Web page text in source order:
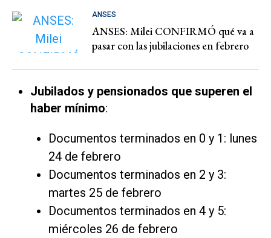
ANSES
ANSES: Milei CONFIRMÓ qué va a
pasar con las jubilaciones en febrero
Jubilados y pensionados que superen el
haber mínimo:
Documentos terminados en 0 y 1: lunes
24 de febrero
Documentos terminados en 2 y 3:
martes 25 de febrero
Documentos terminados en 4 y 5:
miércoles 26 de febrero